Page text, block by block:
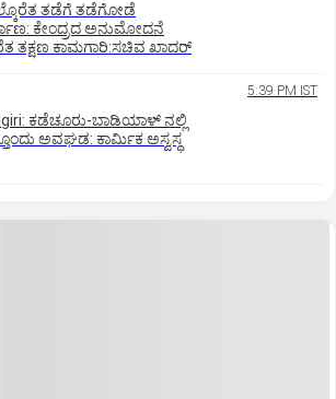
ತಡೆಗೆ ತಡೆಗೋಡೆ
ಕೇಂದ್ರದ ಅನುಮೋದನೆ
ತಕ್ಷಣ ಕಾಮಗಾರಿ:ಸಚಿವ ಖಾದರ್
5:39 PM IST
ಕಡೆಚೂರು-ಬಾಡಿಯಾಳ್ ನಲ್ಲಿ
ಅವಘಡ: ಕಾರ್ಮಿಕ ಅಸ್ವಸ್ಥ